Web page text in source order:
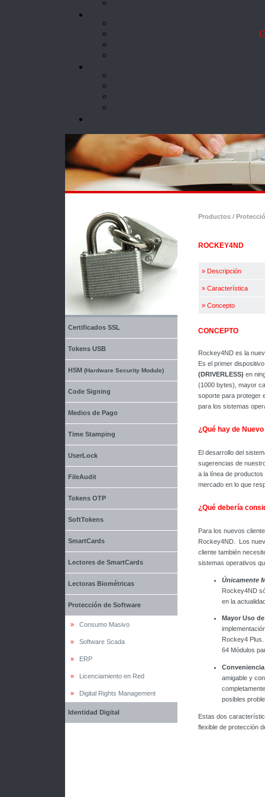
Certificados SSL
Tokens USB
HSM (Hardware Security Module)
Code Signing
Medios de Pago
Time Stamping
UserLock
FileAudit
Tokens OTP
SoftTokens
SmartCards
Lectores de SmartCards
Lectoras Biométricas
Protección de Software
» Consumo Masivo
» Software Scada
» ERP
» Licenciamiento en Red
» Digital Rights Management
Identidad Digital
Productos /
ROCKEY4ND
» Descripción
» Característica
» Concepto
CONCEPTO
Rockey4ND es la
Es el primer
(DRIVERLESS) en
(1000 bytes), mayor
soporte para proteger
para los sistemas
¿Qué hay de
El desarrollo del
sugerencias de
a la línea de
mercado en lo que
¿Qué debería
Para los nuevos
Rockey4ND. Los
cliente también
sistemas operativos
Únicamente
Rockey4ND
en la
Mayor Uso
Rockey4
64 Módulos
Conveniencia
amigable y
posibles
Estas dos
flexible de protección